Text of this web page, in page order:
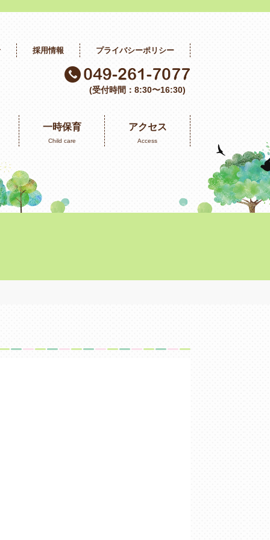
採用情報 プライバシーポリシー
(受付時間：8:30〜16:30)
一時保育
Child care
アクセス
Access